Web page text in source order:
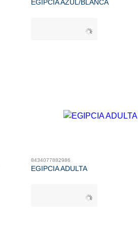
EGIPCIA AZUL/BLANCA
8434077882986
EGIPCIA ADULTA